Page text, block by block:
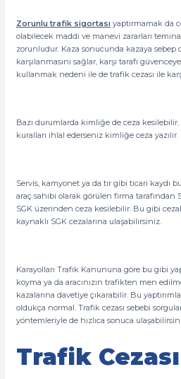
Zorunlu trafik sigortası yaptırmamak da
olabilecek maddi ve manevi zararları
zorunludur. Kaza sonucunda kazaya
karşılanmasını sağlar, karşı tarafı
kullanmak nedeni ile de trafik cezası ile
Bazı durumlarda kimliğe de ceza
kuralları ihlal ederseniz kimliğe ceza
Servis, kamyonet ya da tır gibi ticari kaydı
araç sahibi olarak görülen firma tarafından
SGK üzerinden ceza kesilebilir. Bu gibi
kaynaklı SGK cezalarına ulaşabilirsiniz.
Karayolları Trafik Kanununa göre bu gibi
koyma ya da aracınızın trafikten men
kazalarına davetiye çıkarabilir. Bu
oldukça normal. Trafik cezası sebebi
yöntemleriyle de hızlıca sonuca
Trafik